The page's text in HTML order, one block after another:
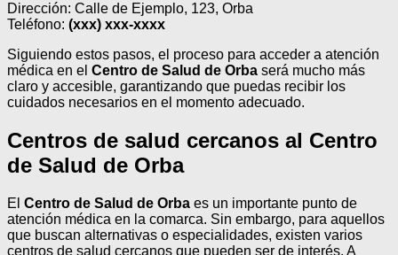
Dirección: Calle de Ejemplo, 123, Orba
Teléfono: (xxx) xxx-xxxx
Siguiendo estos pasos, el proceso para acceder a atención
médica en el Centro de Salud de Orba será mucho más
claro y accesible, garantizando que puedas recibir los
cuidados necesarios en el momento adecuado.
Centros de salud cercanos al Centro
de Salud de Orba
El Centro de Salud de Orba es un importante punto de
atención médica en la comarca. Sin embargo, para aquellos
que buscan alternativas o especialidades, existen varios
centros de salud cercanos que pueden ser de interés. A